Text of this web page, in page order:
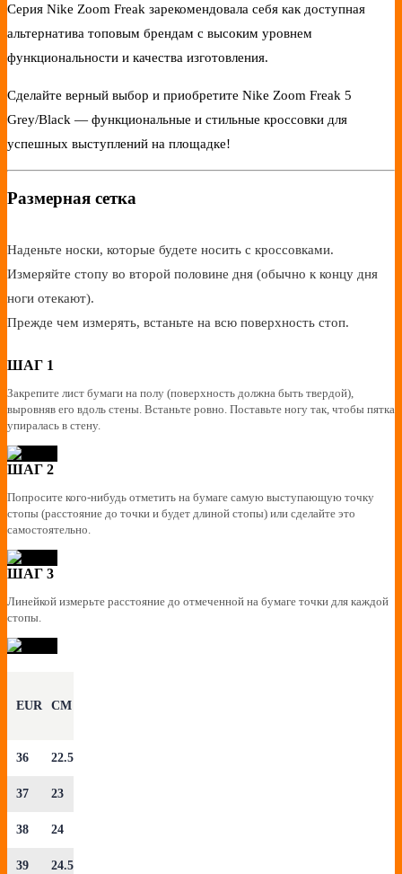
Серия Nike Zoom Freak зарекомендовала себя как доступная
альтернатива топовым брендам с высоким уровнем
функциональности и качества изготовления.
Сделайте верный выбор и приобретите Nike Zoom Freak 5
Grey/Black — функциональные и стильные кроссовки для
успешных выступлений на площадке!
Размерная сетка
Наденьте носки, которые будете носить с кроссовками.
Измеряйте стопу во второй половине дня (обычно к концу дня
ноги отекают).
Прежде чем измерять, встаньте на всю поверхность стоп.
ШАГ 1
Закрепите лист бумаги на полу (поверхность должна быть твердой),
выровняв его вдоль стены. Встаньте ровно. Поставьте ногу так, чтобы пятка
упиралась в стену.
EUR CM
36 22.5
37 23
38 24
39 24.5
ШАГ 2
Попросите кого-нибудь отметить на бумаге самую выступающую точку
стопы (расстояние до точки и будет длиной стопы) или сделайте это
самостоятельно.
ШАГ 3
Линейкой измерьте расстояние до отмеченной на бумаге точки для каждой
стопы.